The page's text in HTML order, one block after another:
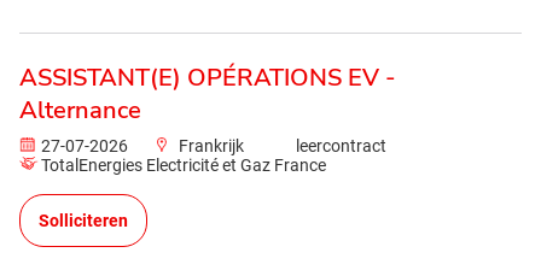
ASSISTANT(E) OPÉRATIONS EV -
Alternance
27-07-2026 Frankrijk
leercontract
TotalEnergies Electricité et Gaz France
Solliciteren